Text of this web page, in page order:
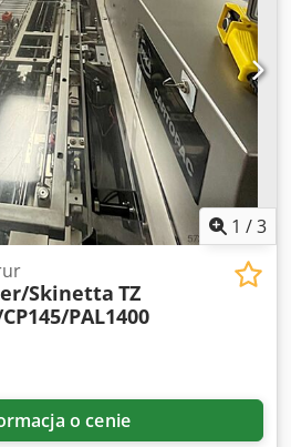
1 /3
Skinetta TZ
PAL1400
o cenie